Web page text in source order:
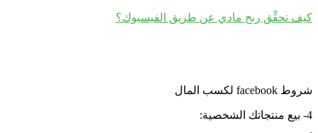
كيف تحقِّق ربح مادي عن طريق الفيسبوك؟
شروط facebook لكسب المال
4- بيع منتجاتك الشخصية: